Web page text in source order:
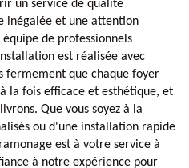
un service de qualité
inégalée et une attention
de professionnels
est réalisée avec
fermement que chaque foyer
la fois efficace et esthétique, et
Que vous soyez à la
ou d'une installation rapide
est à votre service à
à notre expérience pour